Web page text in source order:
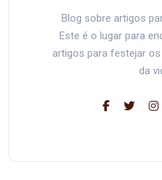
Blog sobre artigos
Este é o lugar para
artigos para festejar
da